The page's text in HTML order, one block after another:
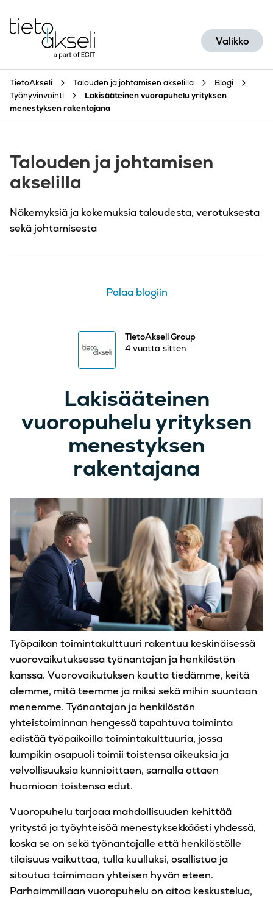
Valikko
TietoAkseli Talouden ja johtamisen akselilla
Blogi
Työhyvinvointi
Lakisääteinen vuoropuhelu yrityksen
menestyksen rakentajana
Talouden ja johtamisen
akselilla
Näkemyksiä ja kokemuksia taloudesta, verotuksesta
sekä johtamisesta
Palaa blogiin
TietoAkseli Group
4 vuotta sitten
Lakisääteinen
vuoropuhelu yrityksen
menestyksen
rakentajana
Työpaikan toimintakulttuuri rakentuu keskinäisessä
vuorovaikutuksessa työnantajan ja henkilöstön
kanssa. Vuorovaikutuksen kautta tiedämme, keitä
olemme, mitä teemme ja miksi sekä mihin suuntaan
menemme. Työnantajan ja henkilöstön
yhteistoiminnan hengessä tapahtuva toiminta
edistää työpaikoilla toimintakulttuuria, jossa
kumpikin osapuoli toimii toistensa oikeuksia ja
velvollisuuksia kunnioittaen, samalla ottaen
huomioon toistensa edut.
Vuoropuhelu tarjoaa mahdollisuuden kehittää
yritystä ja työyhteisöä menestyksekkäästi yhdessä,
koska se on sekä työnantajalle että henkilöstölle
tilaisuus vaikuttaa, tulla kuulluksi, osallistua ja
sitoutua toimimaan yhteisen hyvän eteen.
Parhaimmillaan vuoropuhelu on aitoa keskustelua,